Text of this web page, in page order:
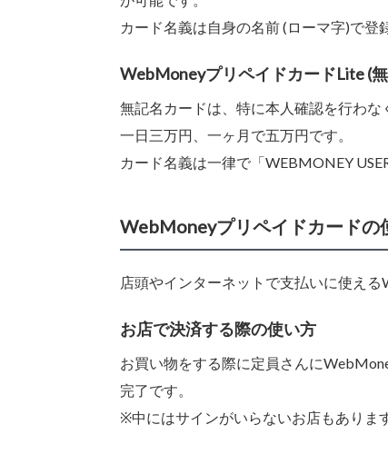
カード名義は自身の名前 (ローマ字)で登
WebMoneyプリペイドカードLite (
無記名カードは、特に本人確認を行わな
一日三万円、一ヶ月で五万円です。
カード名義は一律で「WEBMONEY
WebMoneyプリペイドカードの
店頭やインターネットで支払いに使え
お店で決済する際の使い方
お買い物をする際に定員さんに
完了です。
※中にはサインがいらないお店もありま